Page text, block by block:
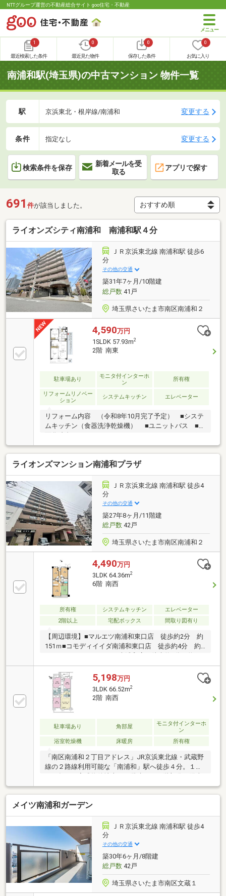
NTTグループ運営の不動産総合サイト goo住宅・不動産
1
最近検索した条件
0
最近見た物件
0
保存した条件
0
お気に入り
南浦和駅(埼玉県)の中古マンション 物件一覧
駅 京浜東北・根岸線/南浦和 変更する
条件 指定なし 変更する
検索条件を保存
新着メールを受
取る
アプリで探す
691 件が該当しました。
ライオンズシティ南浦和 南浦和駅４分
ＪＲ京浜東北線 南浦和駅 徒歩6
分
その他の交通
築31年7ヶ月/10階建
総戸数41戸
埼玉県さいたま市南区南浦和２
4,590万円
1SLDK 57.93m2
2階 南東
駐車場あり
モニタ付インターホ
ン
所有権
リフォームリノベー
ション
システムキッチン エレベーター
リフォーム内容 （令和8年10月完了予定） ■システ
ムキッチン（食器洗浄乾燥機） ■ユニットバス ■洗
面化粧台 ■トイレ ■フローリング、
建具、配管更新□住信SBI代理事業 東宝ハウスフィナン
シャル（T.sローン）□auじぶん銀行（指定不動産会
社） ▼8月実行金利1.130％ ※所定のガンと診断
されたら住宅ローン残高が0円になる『ガン団信』が
ついた金利です□365日24時間住まいの駆付けサービス
（3年間無料） □東宝ハウスCLUB アフターサービス
ライオンズマンション南浦和プラザ
ＪＲ京浜東北線 南浦和駅 徒歩4
分
その他の交通
築27年8ヶ月/11階建
総戸数42戸
埼玉県さいたま市南区南浦和２
4,490万円
3LDK 64.36m2
6階 南西
所有権 システムキッチン
エレベーター
2階以上
宅配ボックス 間取り図有り
【周辺環境】■マルエツ南浦和東口店 徒歩約2分 約
151ｍ■コモディイイダ南浦和東口店 徒歩約4分 約
247ｍ■ファミリーマート南浦和店 徒歩約1分 約66
ｍ■アイン南浦和店 徒歩約2分 約148ｍ■埼玉りそな
銀行南浦和支店 徒歩約3分 約209ｍ■浦和南本町郵
便局 徒歩約6分 約477ｍ■丸広百貨店南浦和店 徒
歩約8分 約628ｍ■浦和ＰＡＲＣＯ お車で約5分 約
1900ｍ■大谷場東小学校■大谷場中学校■浦和のぞみ幼
稚園 徒歩約7分 約490ｍ■ゆめの星保育園 徒歩約2
分 約84ｍ■さいたま市南区谷田支所 お車で約5分
5,198万円
3LDK 66.52m2
2階 南西
駐車場あり 角部屋
モニタ付インターホ
ン
浴室乾燥機
床暖房 所有権
「南区南浦和２丁目アドレス」JR京浜東北線・武蔵野
線の２路線利用可能な「南浦和」駅へ徒歩４分。１９
９９年１月完成物件地上１１階建ての２階部分・陽当
たり良好南西向き・３方角住戸３ＬＤＫタイプ・専有
面積６６．５２平米２面バルコニー・専用ポーチ付き
～リノベーション内容～（２０２６年８月完了予
定）・システムキッチン交換（食器洗い乾燥機付）・
ユニットバス交換（1416タイプ）・洗面化粧台交換 ・
トイレ交換・建具交換・洗濯機用防水パン交換 リフ
ォーム内容は予定であり変更となる場合がございま
す。
メイツ南浦和ガーデン
ＪＲ京浜東北線 南浦和駅 徒歩4
分
その他の交通
築30年6ヶ月/8階建
総戸数42戸
埼玉県さいたま市南区文蔵１